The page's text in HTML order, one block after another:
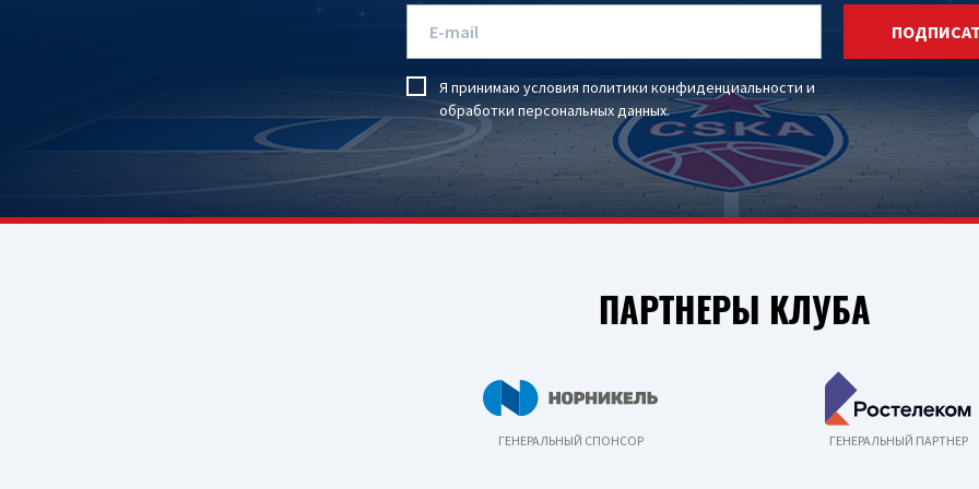
Я принимаю условия политики конфиденциальности и
обработки персональных данных.
ПАРТНЕРЫ КЛУБА
ГЕНЕРАЛЬНЫЙ СПОНСОР ГЕНЕРАЛЬНЫЙ ПАРТНЕР